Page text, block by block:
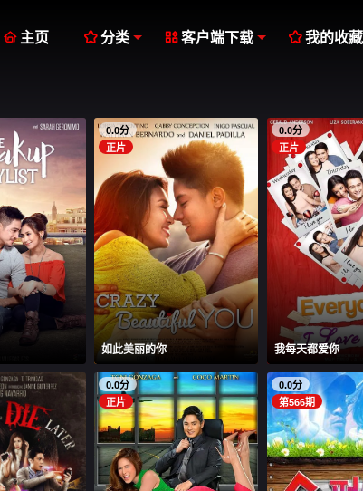
 主页 分类 客户端下载 我的收藏
0.0分
正片
如此美丽的你
0.0分
正片
我每天都爱你
0.0分
正片
0.0分
第566期